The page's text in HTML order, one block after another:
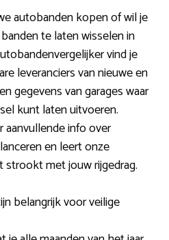
autobanden kopen of wil je
te laten wisselen in
vind je
leveranciers van nieuwe en
gegevens van garages waar
kunt laten uitvoeren.
aanvullende info over
en leert onze
met jouw rijgedrag.
belangrijk voor veilige